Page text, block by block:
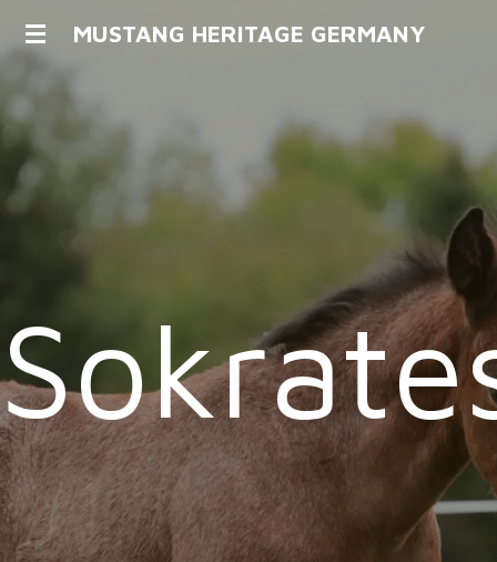
Zum
Hauptinhalt
MUSTANG HERITAGE GERMANY